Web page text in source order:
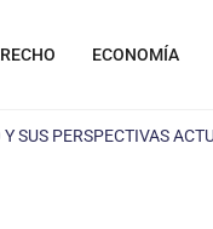
ECONOMÍA
SUS PERSPECTIVAS